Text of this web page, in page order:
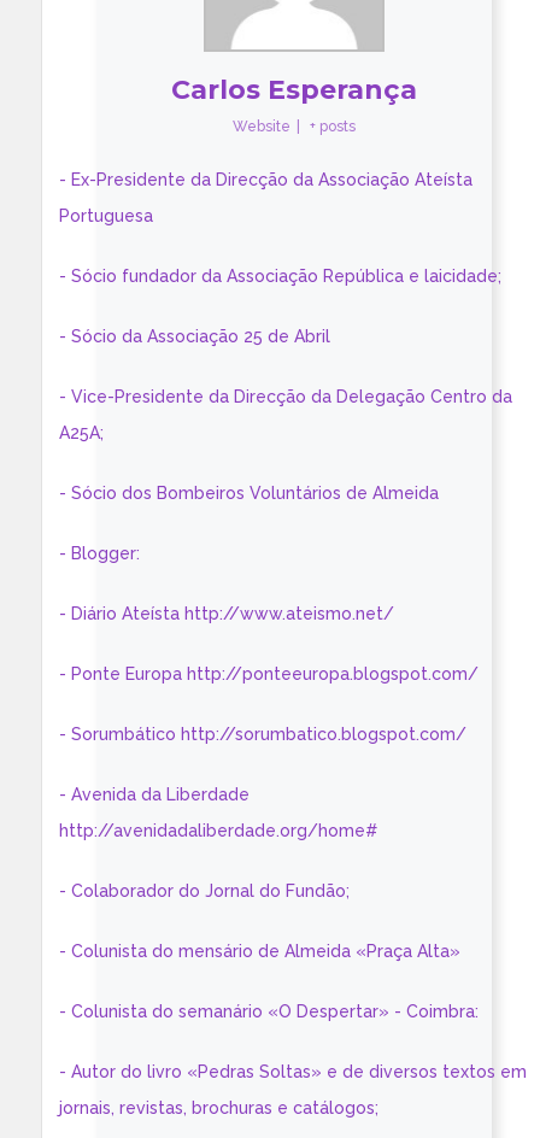
Carlos Esperança
Website + posts
- Ex-Presidente da Direcção da Associação Ateísta
Portuguesa
- Sócio fundador da Associação República e laicidade;
- Sócio da Associação 25 de Abril
- Vice-Presidente da Direcção da Delegação Centro da
A25A;
- Sócio dos Bombeiros Voluntários de Almeida
- Blogger:
- Diário Ateísta http://www.ateismo.net/
- Ponte Europa http://ponteeuropa.blogspot.com/
- Sorumbático http://sorumbatico.blogspot.com/
- Avenida da Liberdade
http://avenidadaliberdade.org/home#
- Colaborador do Jornal do Fundão;
- Colunista do mensário de Almeida «Praça Alta»
- Colunista do semanário «O Despertar» - Coimbra:
- Autor do livro «Pedras Soltas» e de diversos textos em
jornais, revistas, brochuras e catálogos;